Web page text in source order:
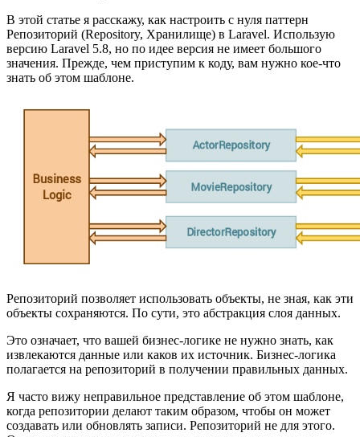
В этой статье я расскажу, как настроить с нуля паттерн
Репозиторий (Repository, Хранилище) в Laravel. Использую
версию Laravel 5.8, но по идее версия не имеет большого
значения. Прежде, чем приступим к коду, вам нужно кое-что
знать об этом шаблоне.
Репозиторий позволяет использовать объекты, не зная, как эти
объекты сохраняются. По сути, это абстракция слоя данных.
Это означает, что вашей бизнес-логике не нужно знать, как
извлекаются данные или каков их источник. Бизнес-логика
полагается на репозиторий в получении правильных данных.
Я часто вижу неправильное представление об этом шаблоне,
когда репозитории делают таким образом, чтобы он может
создавать или обновлять записи. Репозиторий не для этого.